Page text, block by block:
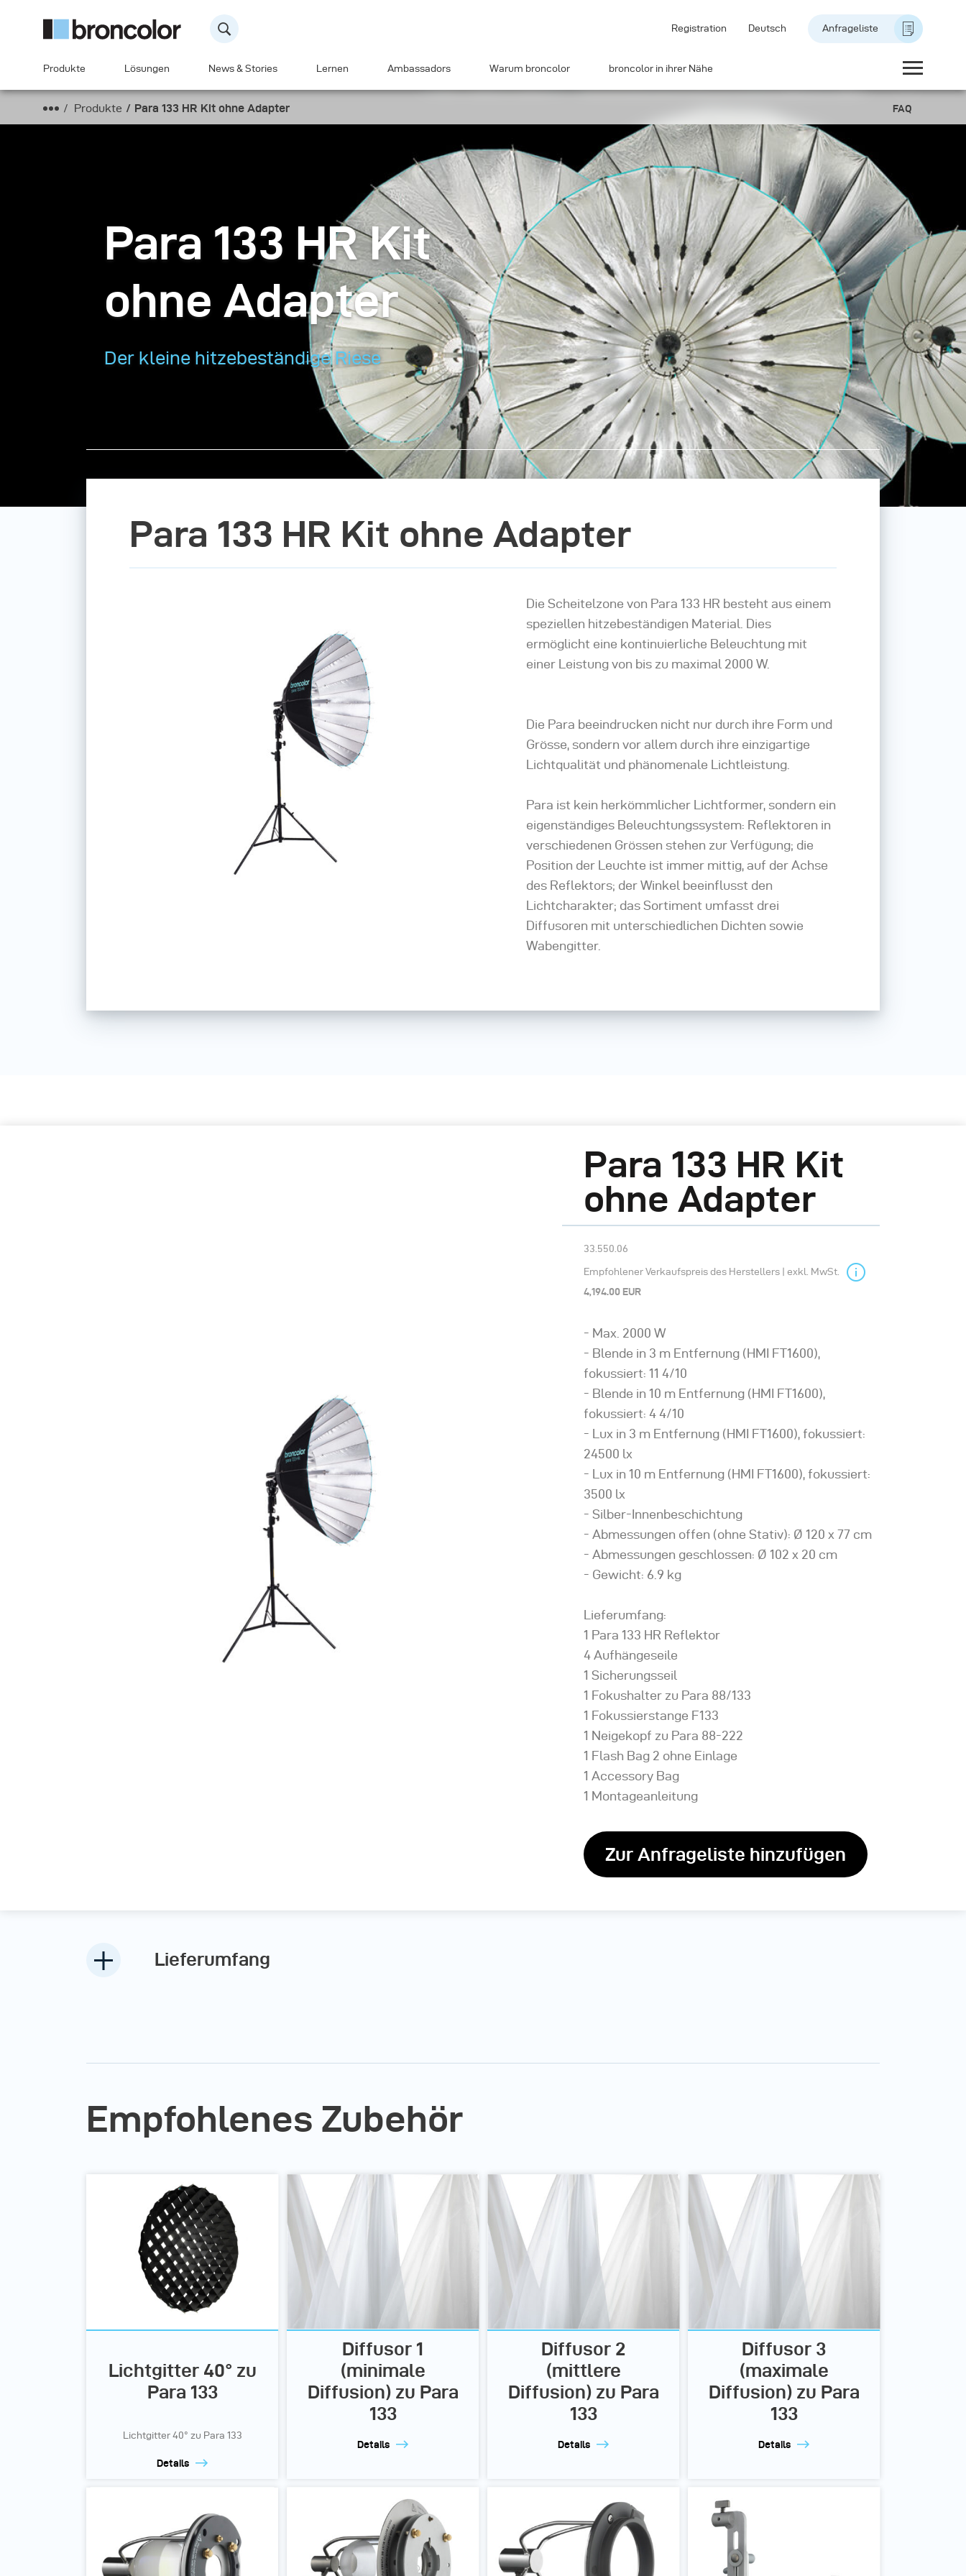
Registration Deutsch Anfrageliste
Produkte Lösungen News & Stories Lernen Ambassadors Warum broncolor broncolor in ihrer Nähe
Produkte Para 133 HR Kit ohne Adapter FAQ
Para 133 HR Kit
ohne Adapter
Der kleine hitzebeständige Riese
Para 133 HR Kit ohne Adapter
Die Scheitelzone von Para 133 HR besteht aus einem
speziellen hitzebeständigen Material. Dies
ermöglicht eine kontinuierliche Beleuchtung mit
einer Leistung von bis zu maximal 2000 W.
Die Para beeindrucken nicht nur durch ihre Form und
Grösse, sondern vor allem durch ihre einzigartige
Lichtqualität und phänomenale Lichtleistung.
Para ist kein herkömmlicher Lichtformer, sondern ein
eigenständiges Beleuchtungssystem: Reflektoren in
verschiedenen Grössen stehen zur Verfügung; die
Position der Leuchte ist immer mittig, auf der Achse
des Reflektors; der Winkel beeinflusst den
Lichtcharakter; das Sortiment umfasst drei
Diffusoren mit unterschiedlichen Dichten sowie
Wabengitter.
Para 133 HR Kit
ohne Adapter
33.550.06
Empfohlener Verkaufspreis des Herstellers | exkl. MwSt.
4,194.00 EUR
- Max. 2000 W
- Blende in 3 m Entfernung (HMI FT1600),
fokussiert: 11 4/10
- Blende in 10 m Entfernung (HMI FT1600),
fokussiert: 4 4/10
- Lux in 3 m Entfernung (HMI FT1600), fokussiert:
24500 lx
- Lux in 10 m Entfernung (HMI FT1600), fokussiert:
3500 lx
- Silber-Innenbeschichtung
- Abmessungen offen (ohne Stativ): Ø 120 x 77 cm
- Abmessungen geschlossen: Ø 102 x 20 cm
- Gewicht: 6.9 kg
Lieferumfang:
1 Para 133 HR Reflektor
4 Aufhängeseile
1 Sicherungsseil
1 Fokushalter zu Para 88/133
1 Fokussierstange F133
1 Neigekopf zu Para 88-222
1 Flash Bag 2 ohne Einlage
1 Accessory Bag
1 Montageanleitung
Zur Anfrageliste hinzufügen
Lieferumfang
Empfohlenes Zubehör
Lichtgitter 40° zu
Para 133
Lichtgitter 40° zu Para 133
Details
Diffusor 1
(minimale
Diffusion) zu Para
133
Details
Diffusor 2
(mittlere
Diffusion) zu Para
133
Details
Diffusor 3
(maximale
Diffusion) zu Para
133
Details